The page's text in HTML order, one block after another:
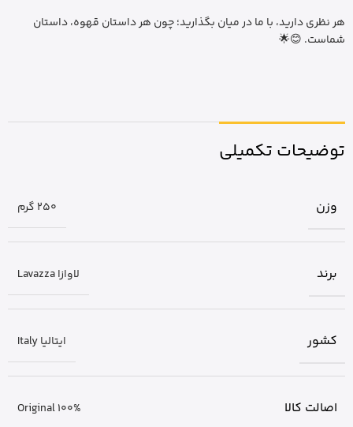
هر نظری دارید، با ما در میان بگذارید؛ چون هر داستان قهوه، داستان
شماست. 😊🌟
توضیحات تکمیلی
وزن 250 گرم
برند لاوازا Lavazza
کشور ایتالیا Italy
اصالت کالا Original 100%